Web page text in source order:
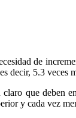
de
decir, 5.3 veces
que
y cada vez